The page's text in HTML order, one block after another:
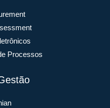
Processos